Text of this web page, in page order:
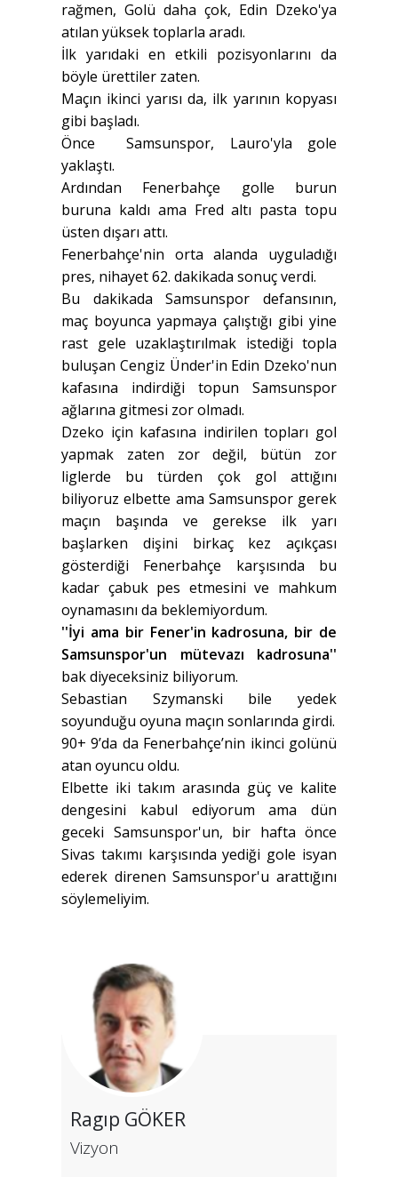
rağmen, Golü daha çok, Edin Dzeko'ya
atılan yüksek toplarla aradı.
İlk yarıdaki en etkili pozisyonlarını da
böyle ürettiler zaten.
Maçın ikinci yarısı da, ilk yarının kopyası
gibi başladı.
Önce Samsunspor, Lauro'yla gole
yaklaştı.
Ardından Fenerbahçe golle burun
buruna kaldı ama Fred altı pasta topu
üsten dışarı attı.
Fenerbahçe'nin orta alanda uyguladığı
pres, nihayet 62. dakikada sonuç verdi.
Bu dakikada Samsunspor defansının,
maç boyunca yapmaya çalıştığı gibi yine
rast gele uzaklaştırılmak istediği topla
buluşan Cengiz Ünder'in Edin Dzeko'nun
kafasına indirdiği topun Samsunspor
ağlarına gitmesi zor olmadı.
Dzeko için kafasına indirilen topları gol
yapmak zaten zor değil, bütün zor
liglerde bu türden çok gol attığını
biliyoruz elbette ama Samsunspor gerek
maçın başında ve gerekse ilk yarı
başlarken dişini birkaç kez açıkçası
gösterdiği Fenerbahçe karşısında bu
kadar çabuk pes etmesini ve mahkum
oynamasını da beklemiyordum.
''İyi ama bir Fener'in kadrosuna, bir de
Samsunspor'un mütevazı kadrosuna''
bak diyeceksiniz biliyorum.
Sebastian Szymanski bile yedek
soyunduğu oyuna maçın sonlarında girdi.
90+ 9’da da Fenerbahçe’nin ikinci golünü
atan oyuncu oldu.
Elbette iki takım arasında güç ve kalite
dengesini kabul ediyorum ama dün
geceki Samsunspor'un, bir hafta önce
Sivas takımı karşısında yediği gole isyan
ederek direnen Samsunspor'u arattığını
söylemeliyim.
Ragıp GÖKER
Vizyon